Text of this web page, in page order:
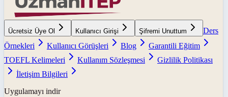
Ücretsiz Üye Ol Kullanıcı Girişi Şifremi Unuttum
Ders
Örnekleri
Kullanıcı Görüşleri Blog
Garantili Eğitim
TOEFL Kelimeleri
Kullanım Sözleşmesi
Gizlilik Politikası
İletişim Bilgileri
Uygulamayı indir